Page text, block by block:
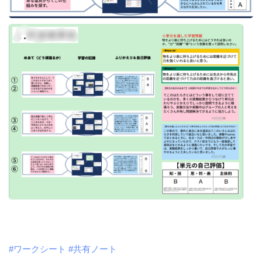
#ワークシート #共有ノート